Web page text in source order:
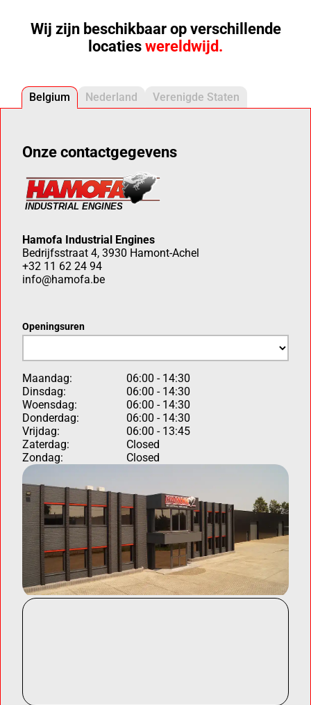
Wij zijn beschikbaar op verschillende
locaties wereldwijd.
Belgium Nederland Verenigde Staten
Onze contactgegevens
Hamofa Industrial Engines
Bedrijfsstraat 4, 3930 Hamont-Achel
+32 11 62 24 94
info@hamofa.be
Openingsuren
Maandag:
06:00 - 14:30
Dinsdag:
06:00 - 14:30
Woensdag:
06:00 - 14:30
Donderdag:
06:00 - 14:30
Vrijdag:
06:00 - 13:45
Zaterdag:
Closed
Zondag:
Closed